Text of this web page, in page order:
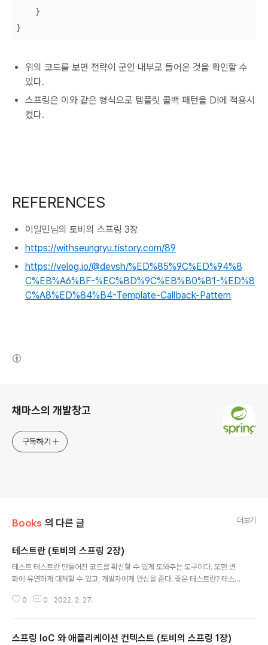
    }
}
위의 코드를 보면 전략이 군인 내부로 들어온 것을 확인할 수
있다.
스프링은 이와 같은 형식으로 템플릿 콜백 패턴을 DI에 적용시
켰다.
REFERENCES
이일민님의 토비의 스프링 3장
https://withseungryu.tistory.com/89
https://velog.io/@devsh/%ED%85%9C%ED%94%8
C%EB%A6%BF-%EC%BD%9C%EB%B0%B1-%ED%8
C%A8%ED%84%B4-Template-Callback-Pattern
채마스의 개발창고
구독하기
Books 의 다른 글 더보기
테스트란 (토비의 스프링 2장)
테스트 테스트란 만들어진 코드를 확신할 수 있게 도와주는 도구이다. 또한 변
화에 유연하게 대처할 수 있고, 개발자에게 안심을 준다. 좋은 테스트란? 테스트
이 좋다. -> 대상에 집중할 수 있다. 동일한 테스트는 항상 동일한 결과를 보장
위테스트!) 부정적인 케이스를 먼저 만드는 습관을 가져야 한다. 픽스퍼 테스트
0 0 2022. 2. 27.
스프링 IoC 와 애플리케이션 컨텍스트 (토비의 스프링 1장)